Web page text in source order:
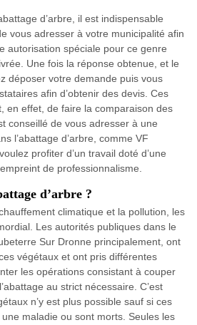
d’arbre, il est indispensable
vous adresser à votre municipalité afin
autorisation spéciale pour ce genre
Une fois la réponse obtenue, et le
déposer votre demande puis vous
afin d’obtenir des devis. Ces
en effet, de faire la comparaison des
conseillé de vous adresser à une
l’abattage d’arbre, comme VF
profiter d’un travail doté d’une
de professionnalisme.
d’arbre ?
climatique et la pollution, les
Les autorités publiques dans le
Sur Dronne principalement, ont
végétaux et ont pris différentes
les opérations consistant à couper
au strict nécessaire. C’est
n’y est plus possible sauf si ces
maladie ou sont morts. Seules les